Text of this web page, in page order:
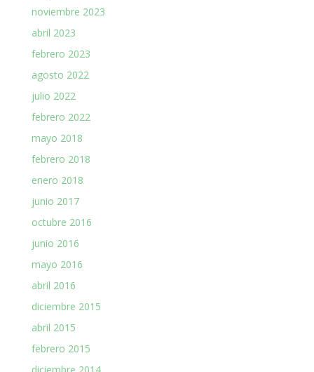
noviembre 2023
abril 2023
febrero 2023
agosto 2022
julio 2022
febrero 2022
mayo 2018
febrero 2018
enero 2018
junio 2017
octubre 2016
junio 2016
mayo 2016
abril 2016
diciembre 2015
abril 2015
febrero 2015